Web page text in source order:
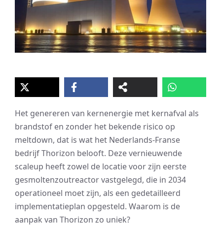
Het genereren van kernenergie met kernafval als
brandstof en zonder het bekende risico op
meltdown, dat is wat het Nederlands-Franse
bedrijf Thorizon belooft. Deze vernieuwende
scaleup heeft zowel de locatie voor zijn eerste
gesmoltenzoutreactor vastgelegd, die in 2034
operationeel moet zijn, als een gedetailleerd
implementatieplan opgesteld. Waarom is de
aanpak van Thorizon zo uniek?